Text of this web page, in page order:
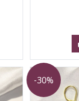
-30%